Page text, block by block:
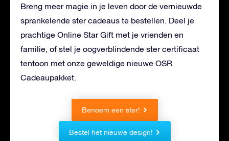
Breng meer magie in je leven door de vernieuwde
sprankelende ster cadeaus te bestellen. Deel je
prachtige Online Star Gift met je vrienden en
familie, of stel je oogverblindende ster certificaat
tentoon met onze geweldige nieuwe OSR
Cadeaupakket.
Benoem een ster!
Bestel het nieuwe design!